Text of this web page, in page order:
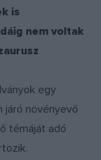
is
nem voltak
egy
járó növényevő
témáját adó